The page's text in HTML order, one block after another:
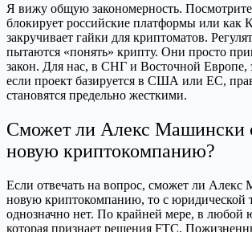
Я вижу общую закономерность.
блокирует российские платформы или как
закручивает гайки для криптоматов.
пытаются «понять» крипту. Они просто
закон. Для нас, в СНГ и Восточной Европе,
если проект базируется в США или ЕС,
становятся предельно жесткими.
Сможет ли Алекс Машински
новую криптокомпанию?
Если отвечать на вопрос, сможет ли Алекс
новую криптокомпанию, то с юридической
однозначно нет. По крайней мере, в любой
которая признает решения FTC.